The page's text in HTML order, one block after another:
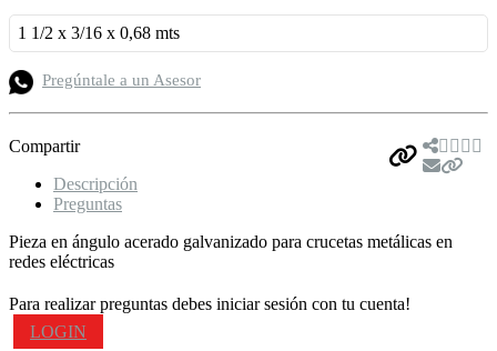
1 1/2 x 3/16 x 0,68 mts
Pregúntale a un Asesor
Compartir
Descripción
Preguntas
Pieza en ángulo acerado galvanizado para crucetas metálicas en
redes eléctricas
Para realizar preguntas debes iniciar sesión con tu cuenta!
LOGIN